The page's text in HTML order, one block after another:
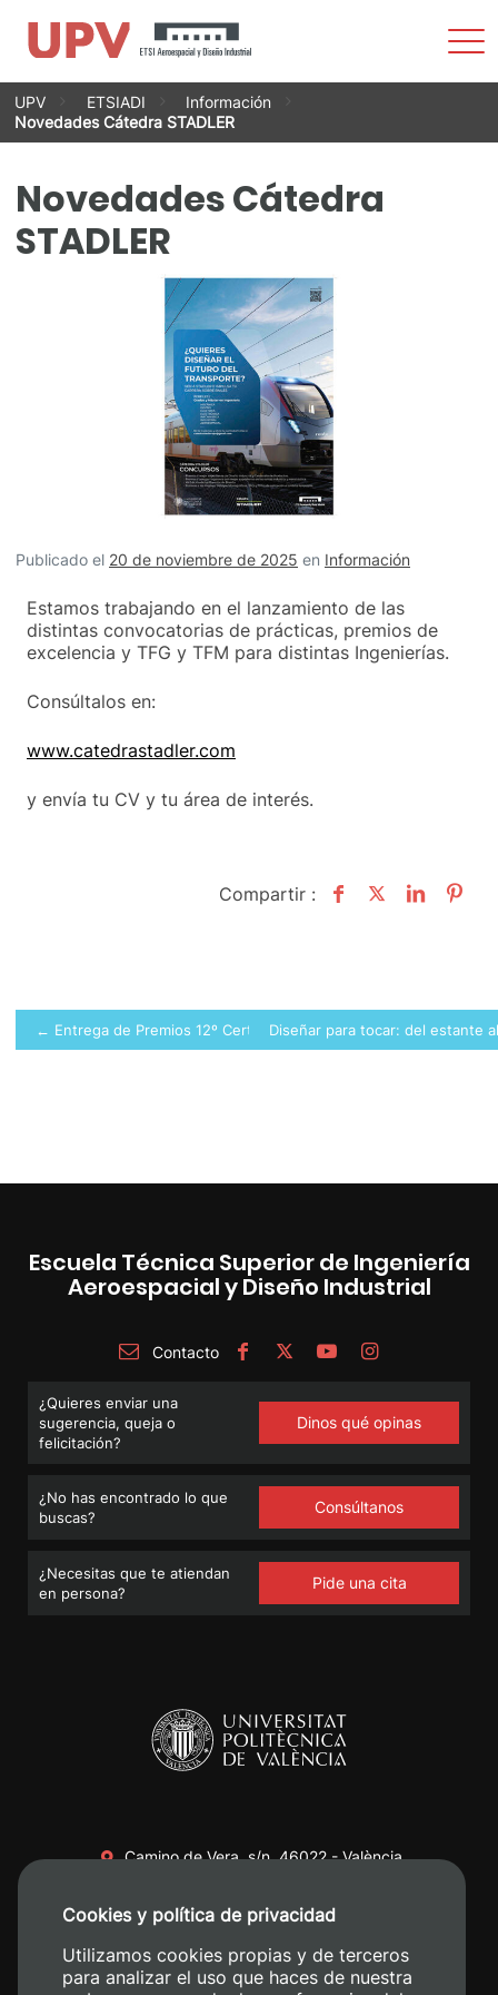
Saltar
contenido
UPV ETSIADI
Información
Novedades Cátedra STADLER
Novedades Cátedra
STADLER
Publicado el 20 de noviembre de 2025 en Información
Estamos trabajando en el lanzamiento de las
distintas convocatorias de prácticas, premios de
excelencia y TFG y TFM para distintas Ingenierías.
Consúltalos en:
www.catedrastadler.com
y envía tu CV y tu área de interés.
Compartir :
Navegación
de
← Entrega de Premios 12º Certamen de diseño MASCOTA
Diseñar para tocar: del estante
Escuela Técnica Superior de Ingeniería
Aeroespacial y Diseño Industrial
Contacto
¿Quieres enviar una
sugerencia, queja o
felicitación?
Dinos qué opinas
¿No has encontrado lo que
buscas?
Consúltanos
¿Necesitas que te atiendan
en persona?
Pide una cita
Camino de Vera, s/n. 46022 - València
+34 620 04 00 50
Cookies y política de privacidad
Utilizamos cookies propias y de terceros
para analizar el uso que haces de nuestra